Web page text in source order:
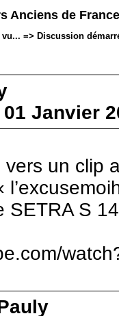
Anciens de France
=> Discussion
01 Janvier
un clip
SETRA S